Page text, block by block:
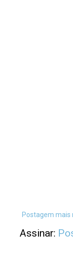
Postagem mais
Assinar: